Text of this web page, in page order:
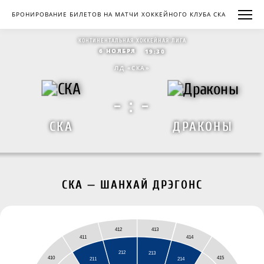
БРОНИРОВАНИЕ БИЛЕТОВ НА МАТЧИ ХОККЕЙНОГО КЛУБА СКА
КОНТИНЕНТАЛЬНАЯ ХОККЕЙНАЯ ЛИГА
СКА
- : -
ДРАКОНЫ
6 НОЯБРЯ
19:30
ЛД «СКА»
СКА — ШАНХАЙ ДРЭГОНС
412
413
414
415
410
411
211
212
213
214